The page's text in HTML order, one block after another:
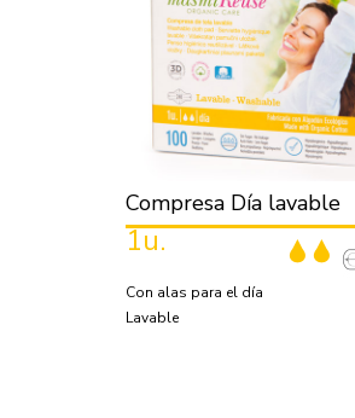
Compresa Día lavable
1u.
Con alas para el día
Lavable